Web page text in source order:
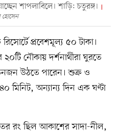
শাপলাবিলে। শাড়ি: চতুরঙ্গ।
হোসেন
প্রবেশমূল্য ৫০ টাকা।
নৌকায় দর্শনার্থীরা ঘুরতে
উঠতে পারেন। শুক্র ও
মিনিট, অন্যান্য দিন এক ঘণ্টা
রং ছিল আকাশের সাদা-নীল,